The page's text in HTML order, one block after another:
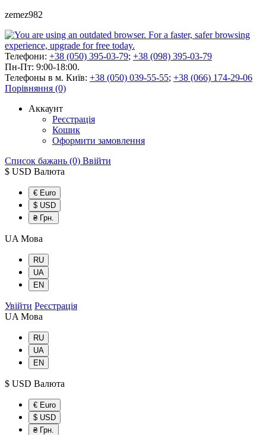
zemez982
Телефони: +38 (050) 395-03-79; +38 (098) 395-03-79
Пн-Пт: 9:00-18:00.
Телефоны в м. Київ: +38 (050) 039-55-55; +38 (066) 174-29-06
Порівняння (0)
Аккаунт
Реєстрація
Кошик
Оформити замовлення
Список бажань (0) Ввійти
$ USD Валюта
€ Euro
$ USD
₴ Грн.
UA Мова
RU
UA
EN
Увійти Реєстрація
UA Мова
RU
UA
EN
$ USD Валюта
€ Euro
$ USD
₴ Грн.